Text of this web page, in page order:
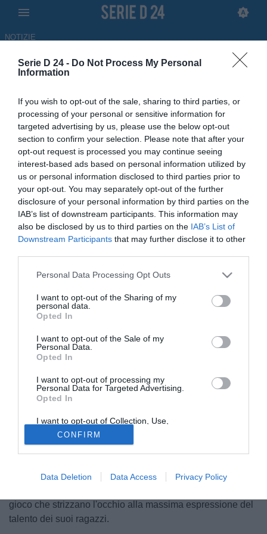
Serie D 24 - Do Not Process My Personal
Information
If you wish to opt-out of the sale, sharing to third parties, or
processing of your personal or sensitive information for
targeted advertising by us, please use the below opt-out
section to confirm your selection. Please note that after your
opt-out request is processed you may continue seeing
interest-based ads based on personal information utilized by
us or personal information disclosed to third parties prior to
your opt-out. You may separately opt-out of the further
disclosure of your personal information by third parties on the
IAB’s list of downstream participants. This information may
also be disclosed by us to third parties on the IAB’s List of
Downstream Participants that may further disclose it to other
Personal Data Processing Opt Outs
I want to opt-out of the Sharing of my
personal data.
Opted In
I want to opt-out of the Sale of my
Personal Data.
Opted In
I want to opt-out of processing my
Personal Data for Targeted Advertising.
Opted In
I want to opt-out of Collection, Use,
Retention, Sale, and/or Sharing of my
Personal Data that Is Unrelated with the
Purposes for which it was collected.
Opted Out
CONFIRM
Data Deletion Data Access Privacy Policy
NOTIZIE
Athletic Palermo, Clemente:
"Abbiamo un patrimonio
importante e dovremo essere
bravi a non disperderlo"
15.05.2026 16:20 di Antonino Iorfida
Athletic Palermo, le parole del direttore sportivo Giampiero
Clemente al termine della stagione, un'annata straordinaria per i
nerorosa
L'Athletic Palermopuò essere più che soddisfatto della
stagione appena conclusa. L'arrivo ai playoff può generare
addirittura qualche rammarico, considerato che il club
nerorosa ha occupato la vetta del
giornate. Ciò che è stato costruito, però, è più importante e
stato sempre uno degli obiettivi della società: dai tanti
gioco che strizzano l'occhio alla massima espressione del
talento dei suoi ragazzi.